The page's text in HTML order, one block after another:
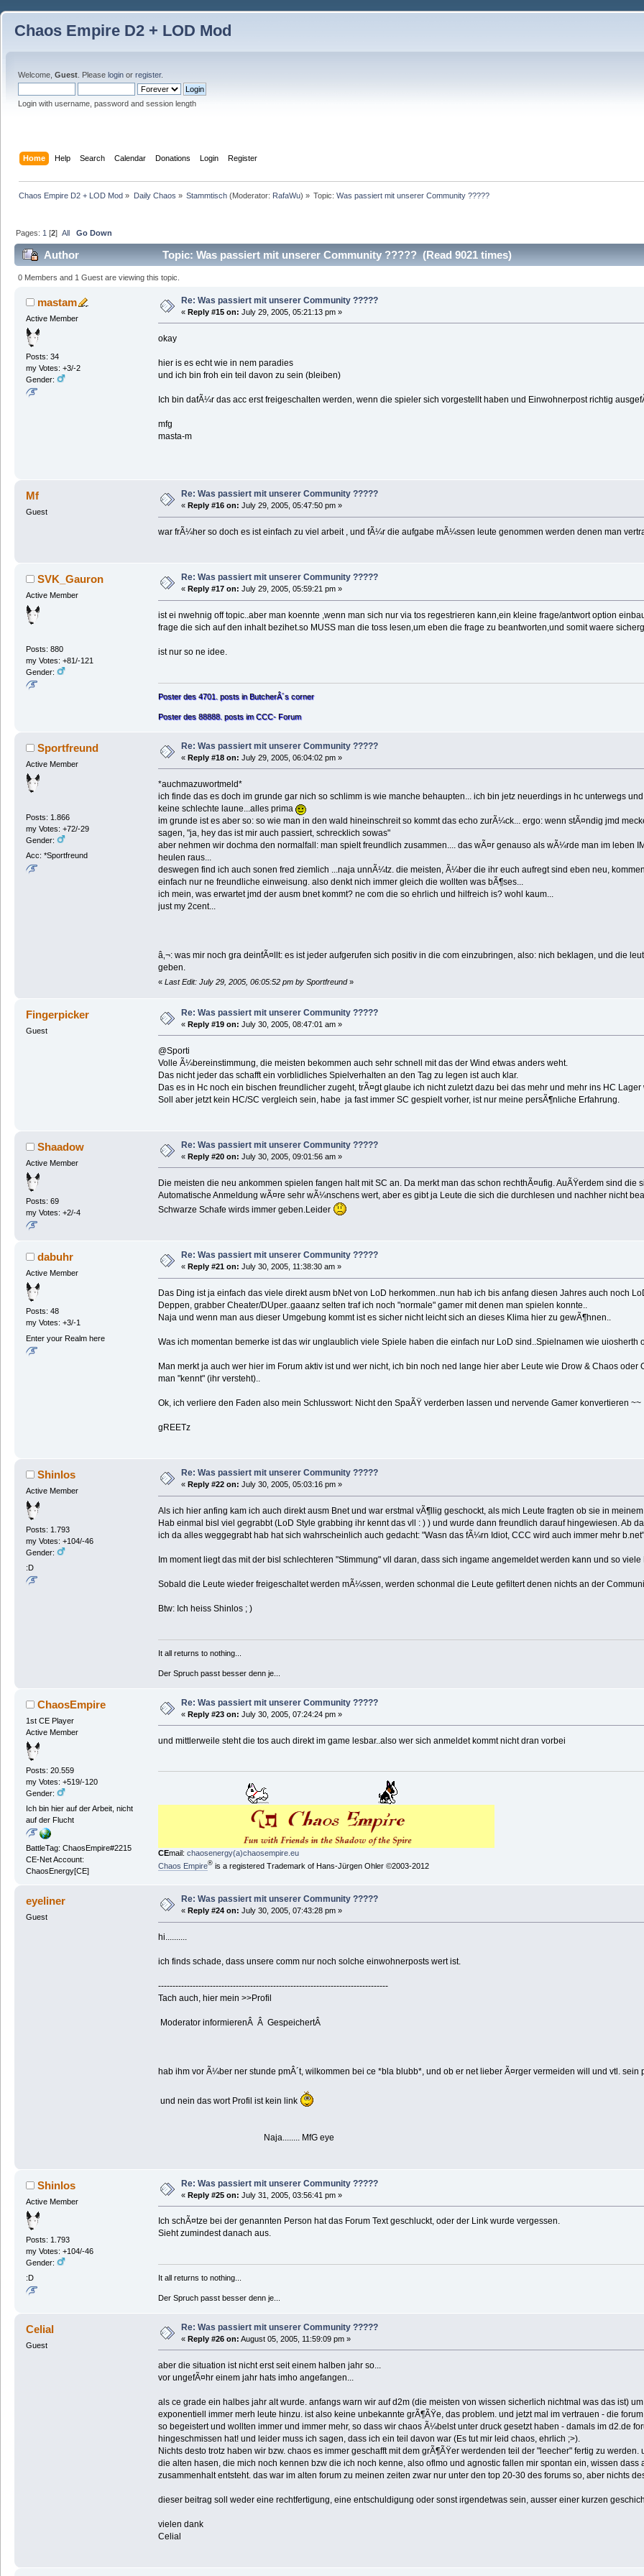
Chaos Empire D2 + LOD Mod
Welcome, Guest . Please login or register.
Login with username, password and session length
Home Help Search Calendar Donations Login Register
Chaos Empire D2 + LOD Mod » Daily Chaos » Stammtisch(Moderator: RafaWu) » Topic:Was passiert mit unserer Community ?????
Pages: 1 [2]All Go Down
Author Topic: Was passiert mit unserer Community ????? (Read 9021 times)
0 Members and 1 Guest are viewing this topic.
mastam
Active Member
Posts: 34
my Votes: +3/-2
Gender:
Re: Was passiert mit unserer Community ?????
« Reply #15 on: July 29, 2005, 05:21:13 pm »
okay
hier is es echt wie in nem paradies
und ich bin froh ein teil davon zu sein (bleiben)
Ich bin dafÃ¼r das acc erst freigeschalten werden, wenn die spieler sich vorgestellt haben und Einwohnerpost richtig
mfg
masta-m
Mf
Guest
Re: Was passiert mit unserer Community ?????
« Reply #16 on: July 29, 2005, 05:47:50 pm »
war frÃ¼her so doch es ist einfach zu viel arbeit , und fÃ¼r die aufgabe mÃ¼ssen leute genommen werden denen man
SVK_Gauron
Active Member
Posts: 880
my Votes: +81/-121
Gender:
Re: Was passiert mit unserer Community ?????
« Reply #17 on: July 29, 2005, 05:59:21 pm »
ist ei nwehnig off topic..aber man koennte ,wenn man sich nur via tos regestrieren kann,ein kleine frage/antwort option
frage die sich auf den inhalt bezihet.so MUSS man die toss lesen,um eben die frage zu beantworten,und somit waere
ist nur so ne idee.
Poster des 4701. posts in ButcherÂ´s corner
Poster des 88888. posts im CCC- Forum
Sportfreund
Active Member
Posts: 1.866
my Votes: +72/-29
Gender:
Acc: *Sportfreund
Re: Was passiert mit unserer Community ?????
« Reply #18 on: July 29, 2005, 06:04:02 pm »
*auchmazuwortmeld*
ich finde das es doch im grunde gar nich so schlimm is wie manche behaupten... ich bin jetz neuerdings in hc unterwegs
keine schlechte laune...alles prima
im grunde ist es aber so: so wie man in den wald hineinschreit so kommt das echo zurÃ¼ck... ergo: wenn stÃ¤ndig jmd
sagen, "ja, hey das ist mir auch passiert, schrecklich sowas"
aber nehmen wir dochma den normalfall: man spielt freundlich zusammen.... das wÃ¤r genauso als wÃ¼rde man im leben
heulen raus...
deswegen find ich auch sonen fred ziemlich ...naja unnÃ¼tz. die meisten, Ã¼ber die ihr euch aufregt sind eben neu,
einfach nur ne freundliche einweisung. also denkt nich immer gleich die wollten was bÃ¶ses...
ich mein, was erwartet jmd der ausm bnet kommt? ne com die so ehrlich und hilfreich is? wohl kaum...
just my 2cent...
â‚¬: was mir noch gra deinfÃ¤llt: es ist jeder aufgerufen sich positiv in die com einzubringen, also: nich beklagen, und die
geben.
« Last Edit: July 29, 2005, 06:05:52 pm by Sportfreund»
Fingerpicker
Guest
Re: Was passiert mit unserer Community ?????
« Reply #19 on: July 30, 2005, 08:47:01 am »
@Sporti
Volle Ã¼bereinstimmung, die meisten bekommen auch sehr schnell mit das der Wind etwas anders weht.
Das nicht jeder das schafft ein vorblidliches Spielverhalten an den Tag zu legen ist auch klar.
Das es in Hc noch ein bischen freundlicher zugeht, trÃ¤gt glaube ich nicht zuletzt dazu bei das mehr und mehr ins HC Lager
Soll aber jetzt kein HC/SC vergleich sein, habe ja fast immer SC gespielt vorher, ist nur meine persÃ¶nliche Erfahrung.
Shaadow
Active Member
Posts: 69
my Votes: +2/-4
Re: Was passiert mit unserer Community ?????
« Reply #20 on: July 30, 2005, 09:01:56 am »
Die meisten die neu ankommen spielen fangen halt mit SC an. Da merkt man das schon rechthÃ¤ufig. AuÃŸerdem sind
Automatische Anmeldung wÃ¤re sehr wÃ¼nschens wert, aber es gibt ja Leute die sich die durchlesen und nachher nicht
Schwarze Schafe wirds immer geben.Leider
dabuhr
Active Member
Posts: 48
my Votes: +3/-1
Enter your Realm here
Re: Was passiert mit unserer Community ?????
« Reply #21 on: July 30, 2005, 11:38:30 am »
Das Ding ist ja einfach das viele direkt ausm bNet von LoD herkommen..nun hab ich bis anfang diesen Jahres auch noch
Deppen, grabber Cheater/DUper..gaaanz selten traf ich noch "normale" gamer mit denen man spielen konnte..
Naja und wenn man aus dieser Umgebung kommt ist es sicher nicht leicht sich an dieses Klima hier zu gewÃ¶hnen..
Was ich momentan bemerke ist das wir unglaublich viele Spiele haben die einfach nur LoD sind..Spielnamen wie uiosherth
Man merkt ja auch wer hier im Forum aktiv ist und wer nicht, ich bin noch ned lange hier aber Leute wie Drow & Chaos
man "kennt" (ihr versteht)..
Ok, ich verliere den Faden also mein Schlusswort: Nicht den SpaÃŸ verderben lassen und nervende Gamer konvertieren ~~
gREETz
Shinlos
Active Member
Posts: 1.793
my Votes: +104/-46
Gender:
:D
Re: Was passiert mit unserer Community ?????
« Reply #22 on: July 30, 2005, 05:03:16 pm »
Als ich hier anfing kam ich auch direkt ausm Bnet und war erstmal vÃ¶llig geschockt, als mich Leute fragten ob sie in
Hab einmal bisl viel gegrabbt (LoD Style grabbing ihr kennt das vll : ) ) und wurde dann freundlich darauf hingewiesen. Ab
ich da alles weggegrabt hab hat sich wahrscheinlich auch gedacht: "Wasn das fÃ¼rn Idiot, CCC wird auch immer mehr
Im moment liegt das mit der bisl schlechteren "Stimmung" vll daran, dass sich ingame angemeldet werden kann und so
Sobald die Leute wieder freigeschaltet werden mÃ¼ssen, werden schonmal die Leute gefiltert denen nichts an der
Btw: Ich heiss Shinlos ; )
It all returns to nothing...
Der Spruch passt besser denn je...
ChaosEmpire
1st CE Player
Active Member
Posts: 20.559
my Votes: +519/-120
Gender:
Ich bin hier auf der Arbeit, nicht
auf der Flucht
BattleTag: ChaosEmpire#2215
CE-Net Account:
ChaosEnergy[CE]
Re: Was passiert mit unserer Community ?????
« Reply #23 on: July 30, 2005, 07:24:24 pm »
und mittlerweile steht die tos auch direkt im game lesbar..also wer sich anmeldet kommt nicht dran vorbei
CEmail: chaosenergy(a)chaosempire.eu
Chaos Empire®is a registered Trademark of Hans-Jürgen Ohler ©2003-2012
eyeliner
Guest
Re: Was passiert mit unserer Community ?????
« Reply #24 on: July 30, 2005, 07:43:28 pm »
hi..........
ich finds schade, dass unsere comm nur noch solche einwohnerposts wert ist.
--------------------------------------------------------------------------------
Tach auch, hier mein >>Profil
Moderator informierenÂ Â GespeichertÂ
hab ihm vor Ã¼ber ner stunde pmÂ´t, wilkommen bei ce *bla blubb*, und ob er net lieber Ã¤rger vermeiden will und vtl. sein
und nein das wort Profil ist kein link
Naja........ MfG eye
Shinlos
Active Member
Posts: 1.793
my Votes: +104/-46
Gender:
:D
Re: Was passiert mit unserer Community ?????
« Reply #25 on: July 31, 2005, 03:56:41 pm »
Ich schÃ¤tze bei der genannten Person hat das Forum Text geschluckt, oder der Link wurde vergessen.
Sieht zumindest danach aus.
It all returns to nothing...
Der Spruch passt besser denn je...
Celial
Guest
Re: Was passiert mit unserer Community ?????
« Reply #26 on: August 05, 2005, 11:59:09 pm »
aber die situation ist nicht erst seit einem halben jahr so...
vor ungefÃ¤hr einem jahr hats imho angefangen...
als ce grade ein halbes jahr alt wurde. anfangs warn wir auf d2m (die meisten von wissen sicherlich nichtmal was das ist)
exponentiell immer merh leute hinzu. ist also keine unbekannte grÃ¶ÃŸe, das problem. und jetzt mal im vertrauen - die
so begeistert und wollten immer und immer mehr, so dass wir chaos Ã¼belst unter druck gesetzt haben - damals im d2.de
hingeschmissen hat! und leider muss ich sagen, dass ich ein teil davon war (Es tut mir leid chaos, ehrlich ;>).
Nichts desto trotz haben wir bzw. chaos es immer geschafft mit dem grÃ¶ÃŸer werdenden teil der "leecher" fertig zu
die alten hasen, die mich noch kennen bzw die ich noch kenne, also oflmo und agnostic fallen mir spontan ein, wissen
zusammenhalt entsteht. das war im alten forum zu meinen zeiten zwar nur unter den top 20-30 des forums so, aber nichts
dieser beitrag soll weder eine rechtfertigung, eine entschuldigung oder sonst irgendetwas sein, ausser einer kurzen
vielen dank
Celial